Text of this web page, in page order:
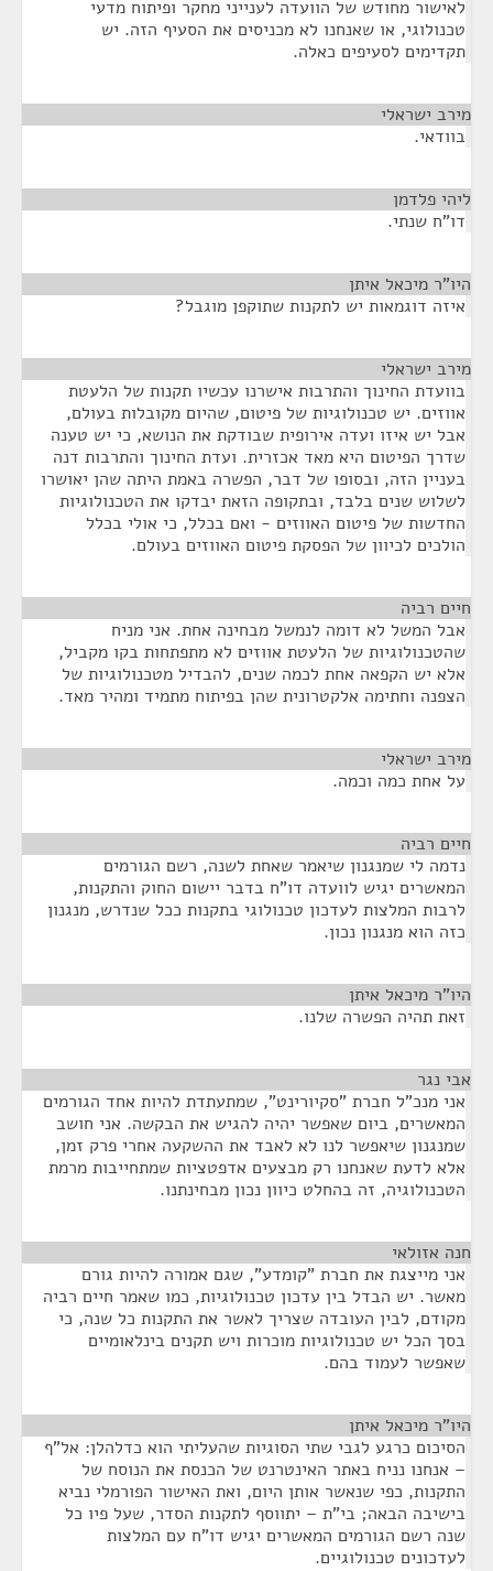
לאישור מחודש של הוועדה לענייני מחקר ופיתוח מדעי
טכנולוגי, או שאנחנו לא מכניסים את הסעיף הזה. יש
תקדימים לסעיפים כאלה.
מירב ישראלי
בוודאי.
ליהי פלדמן
דו"ח שנתי.
היו"ר מיכאל איתן
איזה דוגמאות יש לתקנות שתוקפן מוגבל?
מירב ישראלי
בוועדת החינוך והתרבות אישרנו עכשיו תקנות של הלעטת
אווזים. יש טכנולוגיות של פיטום, שהיום מקובלות בעולם,
אבל יש איזו ועדה אירופית שבודקת את הנושא, כי יש טענה
שדרך הפיטום היא מאד אכזרית. ועדת החינוך והתרבות דנה
בעניין הזה, ובסופו של דבר, הפשרה באמת היתה שהן יאושרו
לשלוש שנים בלבד, ובתקופה הזאת יבדקו את הטכנולוגיות
החדשות של פיטום האווזים - ואם בכלל, כי אולי בכלל
הולכים לכיוון של הפסקת פיטום האווזים בעולם.
חיים רביה
אבל המשל לא דומה לנמשל מבחינה אחת. אני מניח
שהטכנולוגיות של הלעטת אווזים לא מתפתחות בקו מקביל,
אלא יש הקפאה אחת לכמה שנים, להבדיל מטכנולוגיות של
הצפנה וחתימה אלקטרונית שהן בפיתוח מתמיד ומהיר מאד.
מירב ישראלי
על אחת כמה וכמה.
חיים רביה
נדמה לי שמנגנון שיאמר שאחת לשנה, רשם הגורמים
המאשרים יגיש לוועדה דו"ח בדבר יישום החוק והתקנות,
לרבות המלצות לעדכון טכנולוגי בתקנות ככל שנדרש, מנגנון
כזה הוא מנגנון נכון.
היו"ר מיכאל איתן
זאת תהיה הפשרה שלנו.
אבי נגר
אני מנכ"ל חברת "סקיורינט", שמתעתדת להיות אחד הגורמים
המאשרים, ביום שאפשר יהיה להגיש את הבקשה. אני חושב
שמנגנון שיאפשר לנו לא לאבד את ההשקעה אחרי פרק זמן,
אלא לדעת שאנחנו רק מבצעים אדפטציות שמתחייבות מרמת
הטכנולוגיה, זה בהחלט כיוון נכון מבחינתנו.
חנה אזולאי
אני מייצגת את חברת "קומדע", שגם אמורה להיות גורם
מאשר. יש הבדל בין עדכון טכנולוגיות, כמו שאמר חיים רביה
מקודם, לבין העובדה שצריך לאשר את התקנות כל שנה, כי
בסך הכל יש טכנולוגיות מוכרות ויש תקנים בינלאומיים
שאפשר לעמוד בהם.
היו"ר מיכאל איתן
הסיכום כרגע לגבי שתי הסוגיות שהעליתי הוא כדלהלן: אל"ף
– אנחנו נניח באתר האינטרנט של הכנסת את הנוסח של
התקנות, כפי שנאשר אותן היום, ואת האישור הפורמלי נביא
בישיבה הבאה; בי"ת – יתווסף לתקנות הסדר, שעל פיו כל
שנה רשם הגורמים המאשרים יגיש דו"ח עם המלצות
לעדכונים טכנולוגיים.